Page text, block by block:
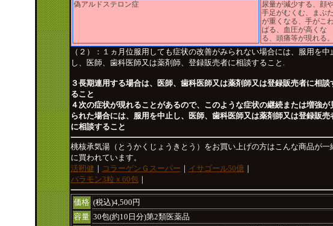
偽アルドステロン症
尿量が減少する、顔
手足がむくむ、まぶた
が重くなる、手がこ
ばる、血圧が高くな
る、頭痛等が現れる。
（２）：１ヵ月位服用しても症状の改善がみられない場合には、服用を中
し、医師、歯科医師又は薬剤師、登録販売者に相談すること.
３長期連用する場合は、医師、歯科医師又は薬剤師又は登録販売者に相談
ること
４次の症状が現れることがあるので、このような症状の継続または増強が
られた場合には、服用を中止し、医師、歯科医師又は薬剤師又は登録販売
に相談すること
桃核承気湯（とうかくじょうきとう）をお買い上げの方はこんな商品が一
に買われています。
活靭健 ｜ コラーゲンＧスーパー ｜ イサゴール50億｜
バラモン3粒ｘ60包｜
価格 (税込)4,500円
容量 30包(約10日分)第2類医薬品